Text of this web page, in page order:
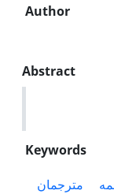
Author
Abstract
Keywords
مترجمان